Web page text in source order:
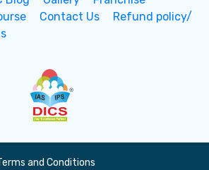
Contact Us
Refund policy/
and Conditions